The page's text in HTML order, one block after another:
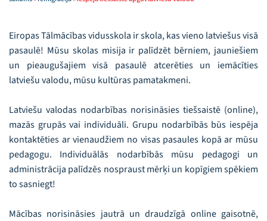
Eiropas Tālmācības vidusskola ir skola, kas vieno latviešus visā
pasaulē! Mūsu skolas misija ir palīdzēt bērniem, jauniešiem
un pieaugušajiem visā pasaulē atcerēties un iemācīties
latviešu valodu, mūsu kultūras pamatakmeni.
Latviešu valodas nodarbības norisināsies tiešsaistē (online),
mazās grupās vai individuāli. Grupu nodarbībās būs iespēja
kontaktēties ar vienaudžiem no visas pasaules kopā ar mūsu
pedagogu. Individuālās nodarbībās mūsu pedagogi un
administrācija palīdzēs nospraust mērķi un kopīgiem spēkiem
to sasniegt!
Mācības norisināsies jautrā un draudzīgā online gaisotnē,